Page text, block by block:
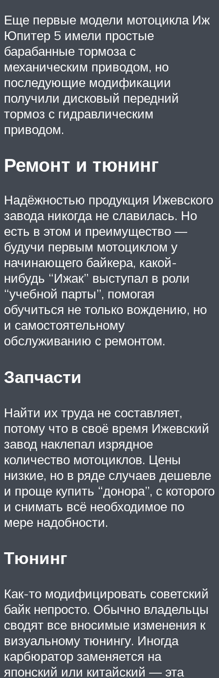
Еще первые модели мотоцикла Иж
Юпитер 5 имели простые
барабанные тормоза с
механическим приводом, но
последующие модификации
получили дисковый передний
тормоз с гидравлическим
приводом.
Ремонт и тюнинг
Надёжностью продукция Ижевского
завода никогда не славилась. Но
есть в этом и преимущество —
будучи первым мотоциклом у
начинающего байкера, какой-
нибудь “Ижак” выступал в роли
“учебной парты”, помогая
обучиться не только вождению, но
и самостоятельному
обслуживанию с ремонтом.
Запчасти
Найти их труда не составляет,
потому что в своё время Ижевский
завод наклепал изрядное
количество мотоциклов. Цены
низкие, но в ряде случаев дешевле
и проще купить “донора”, с которого
и снимать всё необходимое по
мере надобности.
Тюнинг
Как-то модифицировать советский
байк непросто. Обычно владельцы
сводят все вносимые изменения к
визуальному тюнингу. Иногда
карбюратор заменяется на
японский или китайский — эта